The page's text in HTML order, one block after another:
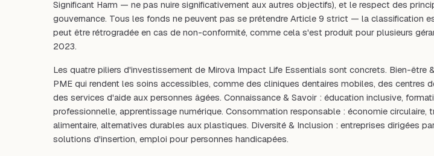
Significant Harm — ne pas nuire significativement aux autres objectifs), et le respect des
gouvernance. Tous les fonds ne peuvent pas se prétendre Article 9 strict — la classification
peut être rétrogradée en cas de non-conformité, comme cela s'est produit pour plusieurs
2023.
Les quatre piliers d'investissement de Mirova Impact Life Essentials sont concrets. Bien-être
PME qui rendent les soins accessibles, comme des cliniques dentaires mobiles, des centres
des services d'aide aux personnes âgées. Connaissance & Savoir : éducation inclusive,
professionnelle, apprentissage numérique. Consommation responsable : économie circulaire,
alimentaire, alternatives durables aux plastiques. Diversité & Inclusion : entreprises dirigées
solutions d'insertion, emploi pour personnes handicapées.